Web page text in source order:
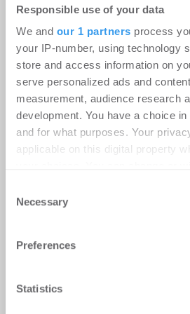
Responsible use of your data
We and our 1 partners process
your IP-number, using technology
store and access information on
serve personalized ads and
measurement, audience research
development. You have a choice
and for what purposes. Your
applicable on this digital property
the Privacy trigger icon.
Find out more about how your
and set your preferences in the
We use cookies to personalise
provide social media features and
Selection
Necessary
Preferences
Statistics
und immer leistungsfähigere IT-
den ...
Ingeborg-Warschke-
2026 – Bewerbung bis
möglich –
Verena Hubertz
Login für den ganzen Artikel
kostenlosen Account, um auf die